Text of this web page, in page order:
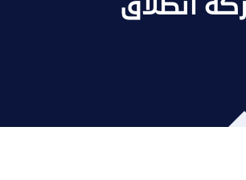
انطلاق